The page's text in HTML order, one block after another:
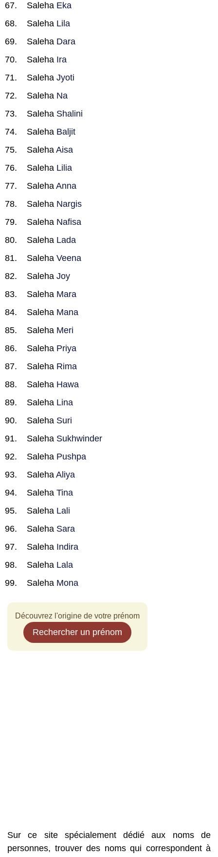
Saleha Eka
Saleha Lila
Saleha Dara
Saleha Ira
Saleha Jyoti
Saleha Na
Saleha Shalini
Saleha Baljit
Saleha Aisa
Saleha Lilia
Saleha Anna
Saleha Nargis
Saleha Nafisa
Saleha Lada
Saleha Veena
Saleha Joy
Saleha Mara
Saleha Mana
Saleha Meri
Saleha Priya
Saleha Rima
Saleha Hawa
Saleha Lina
Saleha Suri
Saleha Sukhwinder
Saleha Pushpa
Saleha Aliya
Saleha Tina
Saleha Lali
Saleha Sara
Saleha Indira
Saleha Lala
Saleha Mona
Découvrez l'origine de votre prénom
Rechercher un prénom
Sur ce site spécialement dédié aux noms de
personnes, trouver des noms qui correspondent à